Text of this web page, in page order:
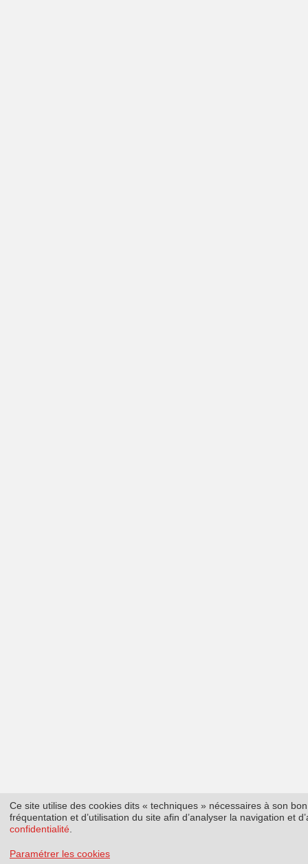
Ce site utilise des cookies dits « techniques » nécessaires à son
fréquentation et d’utilisation du site afin d’analyser la navigation et
confidentialité
Paramétrer les cookies